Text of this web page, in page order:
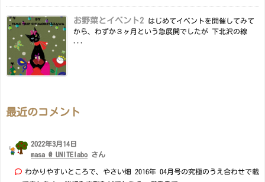
お野菜とイベント2
はじめてイベントを開催してみて
から、わずか３ヶ月という急展開でしたが 下北沢の線
最近のコメント
2022年3月14日
masa @ UNITElabo さん
わかりやすいところで、やさい畑 2016年 04月号の究極のうえ合わせで載